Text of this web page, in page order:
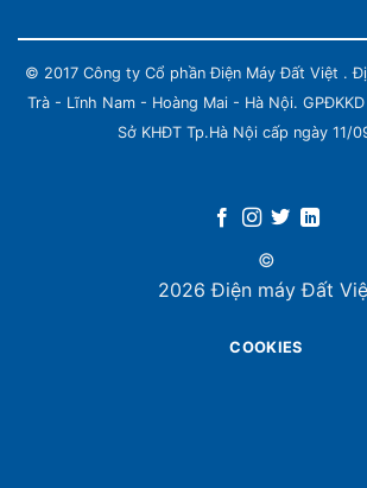
© 2017 Công ty Cổ phần Điện Máy Đất Việt .
Trà - Lĩnh Nam - Hoàng Mai - Hà Nội.
Sở KHĐT Tp.Hà Nội cấp ngày 11/
©
2026 Điện máy Đất
COOKIES